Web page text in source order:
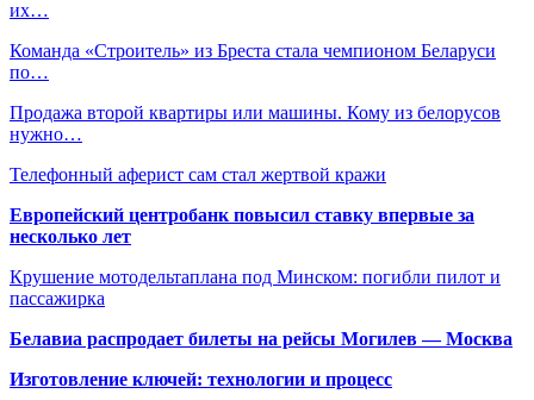
их…
Команда «Строитель» из Бреста стала чемпионом Беларуси
по…
Продажа второй квартиры или машины. Кому из белорусов
нужно…
Телефонный аферист сам стал жертвой кражи
Европейский центробанк повысил ставку впервые за
несколько лет
Крушение мотодельтаплана под Минском: погибли пилот и
пассажирка
Белавиа распродает билеты на рейсы Могилев — Москва
Изготовление ключей: технологии и процесс